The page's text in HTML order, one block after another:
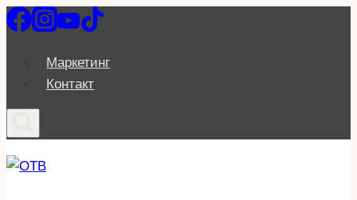
Skip
to
contentМаркетинг
Контакт